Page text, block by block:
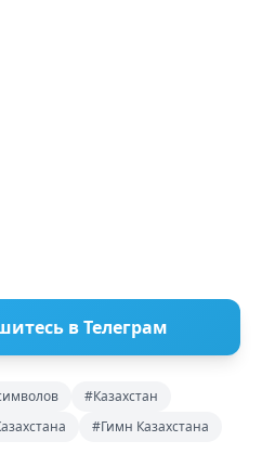
в Телеграм
#Казахстан
#Гимн Казахстана